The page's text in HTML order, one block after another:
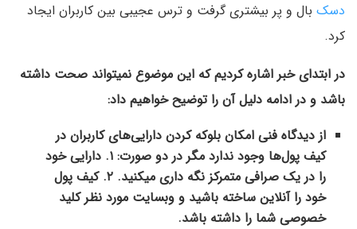
دسک بال و پر بیشتری گرفت و ترس عجیبی بین کاربران ایجاد
کرد.
در ابتدای خبر اشاره کردیم که این موضوع نمیتواند صحت داشته
باشد و در ادامه دلیل آن را توضیح خواهیم داد:
از دیدگاه فنی امکان بلوکه کردن دارایی‌های کاربران در
کیف پول‌ها وجود ندارد مگر در دو صورت: ۱. دارایی خود
را در یک صرافی متمرکز نگه داری میکنید. ۲. کیف پول
خود را آنلاین ساخته باشید و وبسایت مورد نظر کلید
خصوصی شما را داشته باشد.